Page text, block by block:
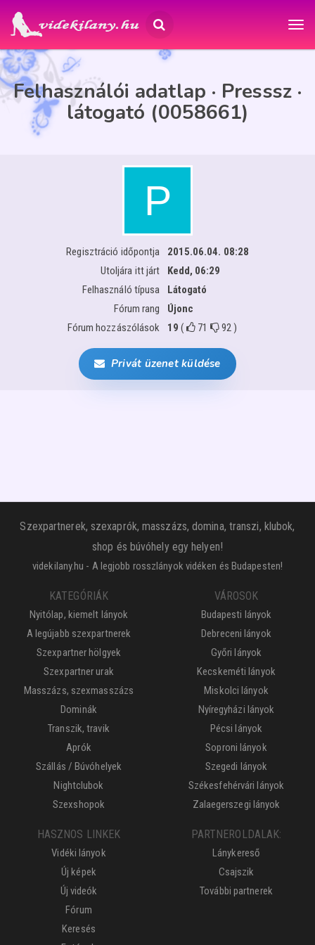
Felhasználói adatlap · Presssz ·
látogató (0058661)
Regisztráció időpontja
2015.06.04. 08:28
Utoljára itt járt
Kedd, 06:29
Felhasználó típusa
Látogató
Fórum rang
Újonc
Fórum hozzászólások
19 ( 71 92)
Privát üzenet küldése
Szexpartnerek, szexaprók, masszázs, domina, transzi, klubok,
shop és búvóhely egy helyen!
videkilany.hu - A legjobb rosszlányok vidéken és Budapesten!
KATEGÓRIÁK
Nyitólap, kiemelt lányok
A legújabb szexpartnerek
Szexpartner hölgyek
Szexpartner urak
Masszázs, szexmasszázs
Dominák
Transzik, travik
Aprók
Szállás / Búvóhelyek
Nightclubok
Szexshopok
VÁROSOK
Budapesti lányok
Debreceni lányok
Győri lányok
Kecskeméti lányok
Miskolci lányok
Nyíregyházi lányok
Pécsi lányok
Soproni lányok
Szegedi lányok
Székesfehérvári lányok
Zalaegerszegi lányok
HASZNOS LINKEK
Vidéki lányok
Új képek
Új videók
Fórum
Keresés
PARTNEROLDALAK:
Lánykereső
Csajszik
További partnerek